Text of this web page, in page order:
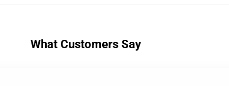
What Customers Say